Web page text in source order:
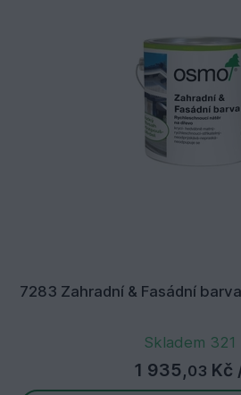
7283 Zahradní & Fasádní
Skladem 321
1 935,03 Kč